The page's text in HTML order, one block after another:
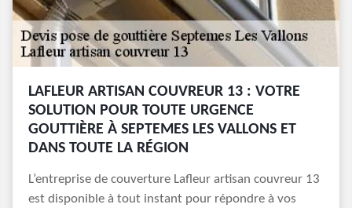
LAFLEUR ARTISAN COUVREUR 13 : VOTRE
SOLUTION POUR TOUTE URGENCE
GOUTTIÈRE À SEPTEMES LES VALLONS ET
DANS TOUTE LA RÉGION
L’entreprise de couverture Lafleur artisan couvreur 13
est disponible à tout instant pour répondre à vos